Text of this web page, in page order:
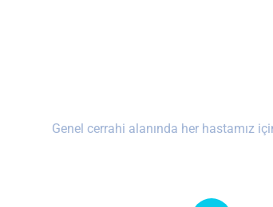
Genel cerrahi alanında her hastamız